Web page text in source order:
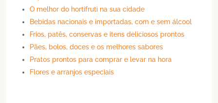
O melhor do hortifruti na sua cidade
Bebidas nacionais e importadas, com e sem álcool
Frios, patês, conservas e itens deliciosos prontos
Pães, bolos, doces e os melhores sabores
Pratos prontos para comprar e levar na hora
Flores e arranjos especiais